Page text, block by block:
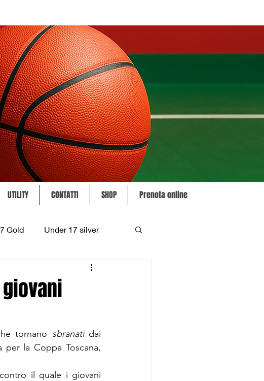
UTILITY CONTATTI SHOP Prenota online
Gold Under 17 silver
tornano sbranati dai
la Coppa Toscana,
il quale i giovani